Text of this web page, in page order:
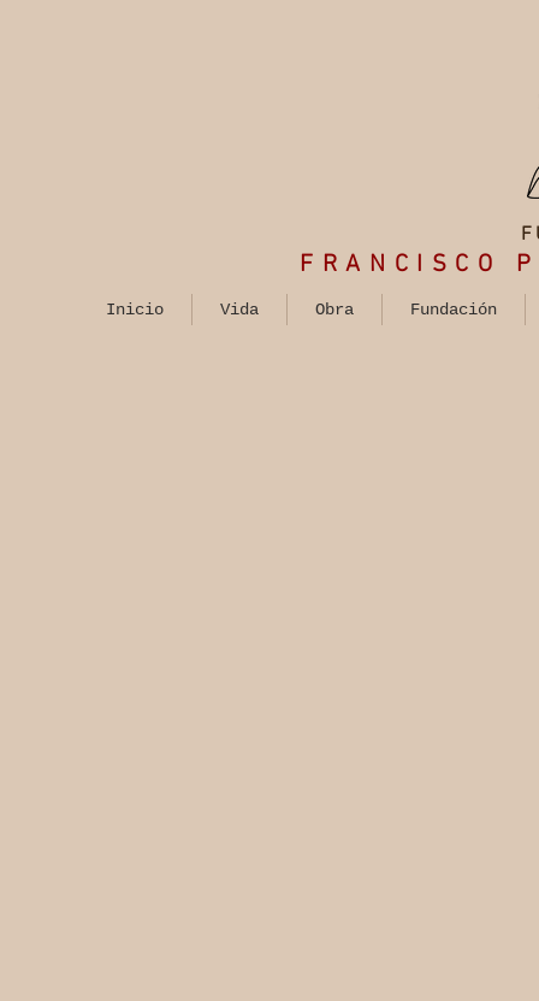
FRANCISCO
Inicio Vida Obra Fundación